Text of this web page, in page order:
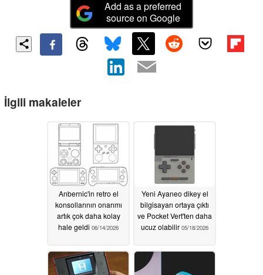
Add as a preferred
source on Google
İlgili makaleler
Anbernic'in retro el
konsollarının onarımı
artık çok daha kolay
hale geldi 06/14/2026
Yeni Ayaneo dikey el
bilgisayarı ortaya çıktı
ve Pocket Vert'ten daha
ucuz olabilir 05/18/2026